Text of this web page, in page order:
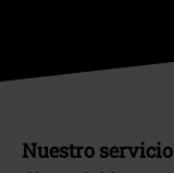
Nuestro